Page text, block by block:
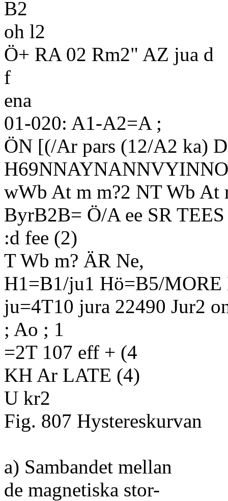
B2
oh l2
Ö+ RA 02 Rm2" AZ jua d
f
ena
01-020: A1-A2=A ;
ÖN [(/Ar pars (12/A2 ka)
wWb At m m?2 NT Wb At
ByrB2B= Ö/A ee SR
:d fee (2)
T Wb m? ÄR Ne,
H1=B1/ju1 Hö=B5/MORE
ju=4T10 jura 22490 Jur2
; Ao ; 1
=2T 107 eff + (4
KH Ar LATE (4)
U kr2
Fig. 807 Hystereskurvan
a) Sambandet mellan
de magnetiska stor-